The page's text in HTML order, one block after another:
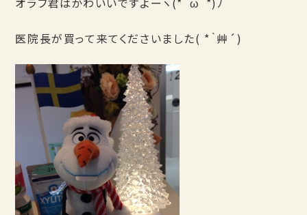
医院長が買って来てくださいました( *｀艸´)